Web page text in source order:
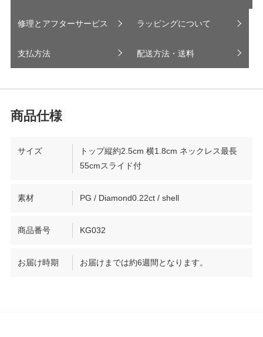
修理とアフターサービス ラッピングについて
支払方法 配送方法・送料
サイズ
トップ縦約2.5cm 横1.8cm ネックレス最長
55cmスライド付
素材 PG / Diamond0.22ct / shell
商品番号 KG032
お届け時期 お届けまでは約6週間となります。